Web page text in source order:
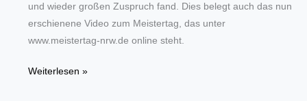
und wieder großen Zuspruch fand. Dies belegt auch das nun
erschienene Video zum Meistertag, das unter
www.meistertag-nrw.de online steht.
Impressionen,
Weiterlesen »